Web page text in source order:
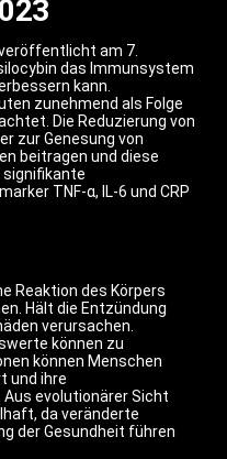
am 7.
das Immunsystem
kann.
zunehmend als Folge
Die Reduzierung von
zur Genesung von
beitragen und diese
signifikante
TNF-α, IL-6 und CRP
Reaktion des Körpers
Hält die Entzündung
verursachen.
können zu
können Menschen
und ihre
evolutionärer Sicht
da veränderte
der Gesundheit führen